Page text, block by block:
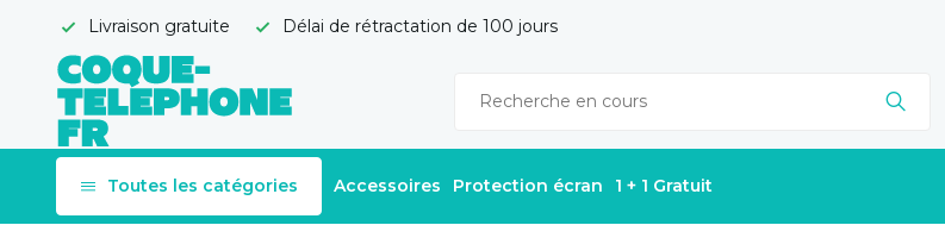
Livraison gratuite Délai de rétractation de 100 jours
Toutes les catégories Accessoires Protection écran 1 + 1 Gratuit